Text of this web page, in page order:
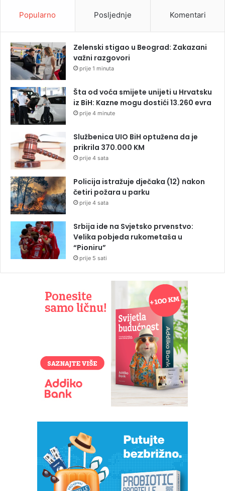
Popularno Posljednje Komentari
Zelenski stigao u Beograd: Zakazani
važni razgovori
prije 1 minuta
Šta od voća smijete unijeti u Hrvatsku
iz BiH: Kazne mogu dostići 13.260 evra
prije 4 minute
Službenica UIO BiH optužena da je
prikrila 370.000 KM
prije 4 sata
Policija istražuje dječaka (12) nakon
četiri požara u parku
prije 4 sata
Srbija ide na Svjetsko prvenstvo:
Velika pobjeda rukometaša u
“Pioniru”
prije 5 sati